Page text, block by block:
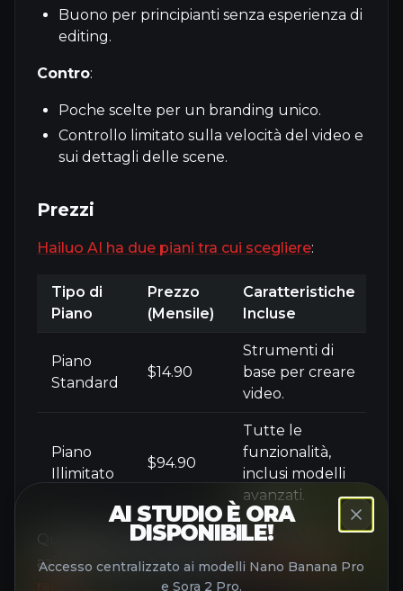
Buono per principianti senza esperienza di
editing.
Contro:
Poche scelte per un branding unico.
Controllo limitato sulla velocità del video e
sui dettagli delle scene.
Prezzi
Hailuo AI ha due piani tra cui scegliere:
Tipo di
Piano
Prezzo
(Mensile)
Caratteristiche
Incluse
Piano
Standard
$14.90
Strumenti di
base per creare
video.
Piano
Illimitato
$94.90
Tutte le
funzionalità,
inclusi modelli
avanzati.
Questi piani sono economici per creatori e
aziende che necessitano distrumenti video
rapidi
AI STUDIO È ORA
DISPONIBILE!
Accesso centralizzato ai modelli Nano Banana Pro
e Sora 2 Pro.